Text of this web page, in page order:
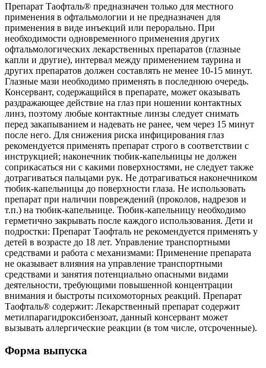
Препарат Таофталь® предназначен только для местного
применения в офтальмологии и не предназначен для
применения в виде инъекций или перорально. При
необходимости одновременного применения других
офтальмологических лекарственных препаратов (глазные
капли и другие), интервал между применением таурина и
других препаратов должен составлять не менее 10-15 минут.
Глазные мази необходимо применять в последнюю очередь.
Консервант, содержащийся в препарате, может оказывать
раздражающее действие на глаз при ношении контактных
линз, поэтому любые контактные линзы следует снимать
перед закапыванием и надевать не ранее, чем через 15 минут
после него. Для снижения риска инфицирования глаз
рекомендуется применять препарат строго в соответствии с
инструкцией; наконечник тюбик-капельницы не должен
соприкасаться ни с какими поверхностями, не следует также
дотрагиваться пальцами рук. Не дотрагиваться наконечником
тюбик-капельницы до поверхности глаза. Не использовать
препарат при наличии повреждений (проколов, надрезов и
т.п.) на тюбик-капельнице. Тюбик-капельницу необходимо
герметично закрывать после каждого использования. Дети и
подростки: Препарат Таофталь не рекомендуется применять у
детей в возрасте до 18 лет. Управление транспортными
средствами и работа с механизмами: Применение препарата
не оказывает влияния на управление транспортными
средствами и занятия потенциально опасными видами
деятельности, требующими повышенной концентрации
внимания и быстроты психомоторных реакций. Препарат
Таофталь® содержит: Лекарственный препарат содержит
метилпарагидроксибензоат, данный консервант может
вызывать аллергические реакции (в том числе, отсроченные).
Форма выпуска